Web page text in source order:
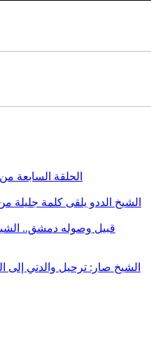
الحلقة السابعة
الشيخ الددو يلقى كلمة جليلة
قبيل وصوله دمشق..
الشيخ صار: ترحيل والدتي